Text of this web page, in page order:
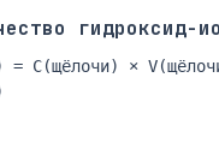
гидроксид-
= C(щёлочи) ×